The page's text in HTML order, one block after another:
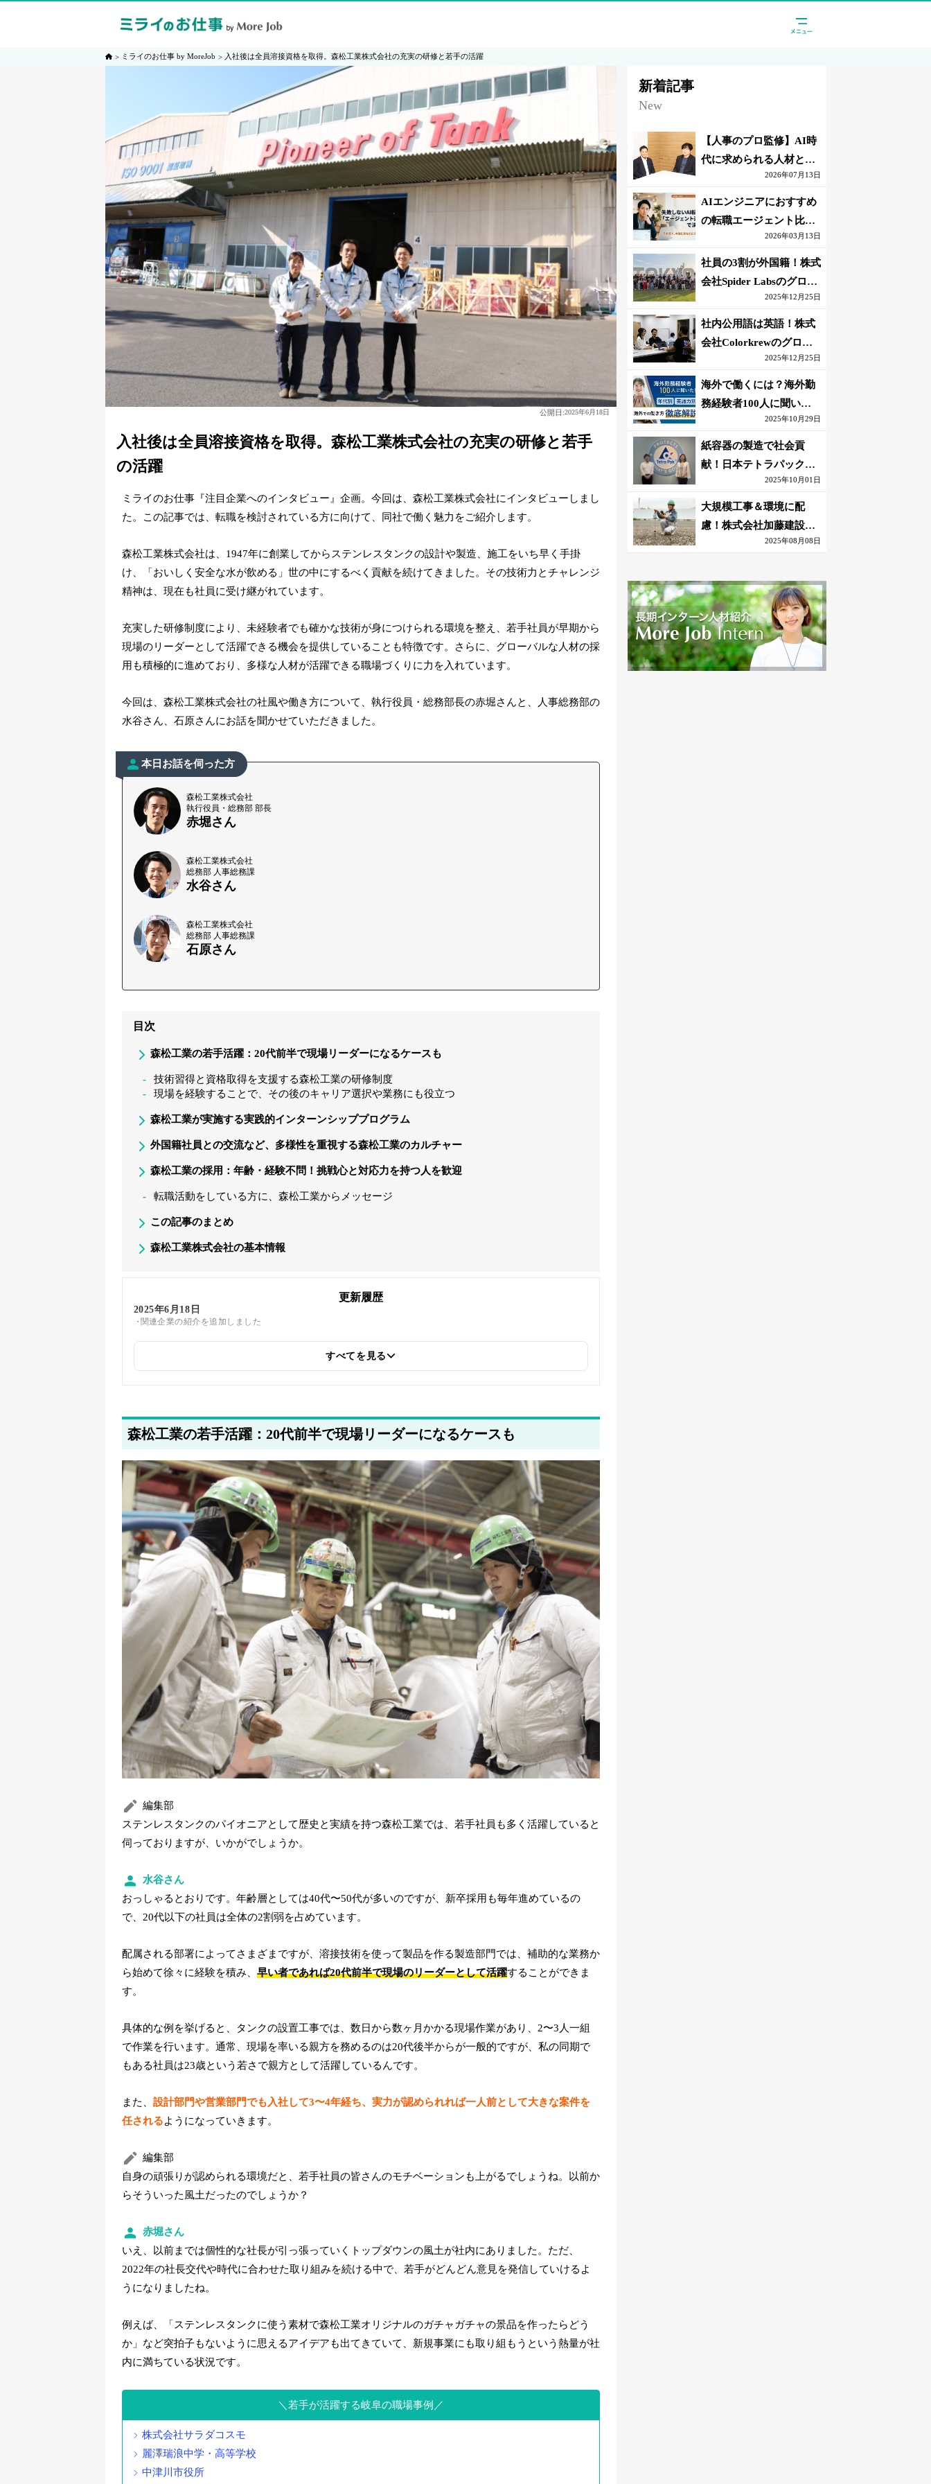
ミライのお仕事 by MoreJob 入社後は全員溶接資格を取得。森松工業株式会社の充実の研修と若手の活躍
公開日:2025年6月18日
入社後は全員溶接資格を取得。森松工業株式会社の充実の研修と若手
の活躍
ミライのお仕事『注目企業へのインタビュー』企画。今回は、森松工業株式会社にインタビューしまし
た。この記事では、転職を検討されている方に向けて、同社で働く魅力をご紹介します。
森松工業株式会社は、1947年に創業してからステンレスタンクの設計や製造、施工をいち早く手掛
け、「おいしく安全な水が飲める」世の中にするべく貢献を続けてきました。その技術力とチャレンジ
精神は、現在も社員に受け継がれています。
充実した研修制度により、未経験者でも確かな技術が身につけられる環境を整え、若手社員が早期から
現場のリーダーとして活躍できる機会を提供していることも特徴です。さらに、グローバルな人材の採
用も積極的に進めており、多様な人材が活躍できる職場づくりに力を入れています。
今回は、森松工業株式会社の社風や働き方について、執行役員・総務部長の赤堀さんと、人事総務部の
水谷さん、石原さんにお話を聞かせていただきました。
本日お話を伺った方
森松工業株式会社
執行役員・総務部 部長
赤堀さん
森松工業株式会社
総務部 人事総務課
水谷さん
森松工業株式会社
総務部 人事総務課
石原さん
目次
森松工業の若手活躍：20代前半で現場リーダーになるケースも
技術習得と資格取得を支援する森松工業の研修制度
現場を経験することで、その後のキャリア選択や業務にも役立つ
森松工業が実施する実践的インターンシッププログラム
外国籍社員との交流など、多様性を重視する森松工業のカルチャー
森松工業の採用：年齢・経験不問！挑戦心と対応力を持つ人を歓迎
転職活動をしている方に、森松工業からメッセージ
この記事のまとめ
森松工業株式会社の基本情報
更新履歴
2025年6月18日
関連企業の紹介を追加しました
筆者情報を更新しました
すべてを見る
森松工業の若手活躍：20代前半で現場リーダーになるケースも
編集部
ステンレスタンクのパイオニアとして歴史と実績を持つ森松工業では、若手社員も多く活躍していると
伺っておりますが、いかがでしょうか。
水谷さん
おっしゃるとおりです。年齢層としては40代〜50代が多いのですが、新卒採用も毎年進めているの
で、20代以下の社員は全体の2割弱を占めています。
配属される部署によってさまざまですが、溶接技術を使って製品を作る製造部門では、補助的な業務か
ら始めて徐々に経験を積み、 早い者であれば20代前半で現場のリーダーとして活躍することができま
す。
具体的な例を挙げると、タンクの設置工事では、数日から数ヶ月かかる現場作業があり、2〜3人一組
で作業を行います。通常、現場を率いる親方を務めるのは20代後半からが一般的ですが、私の同期で
もある社員は23歳という若さで親方として活躍しているんです。
また、 設計部門や営業部門でも入社して3〜4年経ち、実力が認められれば一人前として大きな案件を
任されるようになっていきます。
編集部
自身の頑張りが認められる環境だと、若手社員の皆さんのモチベーションも上がるでしょうね。以前か
らそういった風土だったのでしょうか？
赤堀さん
いえ、以前までは個性的な社長が引っ張っていくトップダウンの風土が社内にありました。ただ、
2022年の社長交代や時代に合わせた取り組みを続ける中で、若手がどんどん意見を発信していけるよ
うになりましたね。
例えば、「ステンレスタンクに使う素材で森松工業オリジナルのガチャガチャの景品を作ったらどう
か」など突拍子もないように思えるアイデアも出てきていて、新規事業にも取り組もうという熱量が社
内に満ちている状況です。
若手が活躍する岐阜の職場事例
株式会社サラダコスモ
麗澤瑞浪中学・高等学校
中津川市役所
新着記事
New
【人事のプロ監修】AI時
代に求められる人材と
は？「代替されない人」
の条件
2026年07月13日
AIエンジニアにおすすめ
の転職エージェント比較
｜失敗しない選び方【採
点表つき】
2026年03月13日
社員の3割が外国籍！株式
会社Spider Labsのグロー
2025年12月25日
社内公用語は英語！株式
会社Colorkrewのグロー
バルかつ若手が輝く環境
2025年12月25日
海外で働くには？海外勤
務経験者100人に聞いた
おすすめ職種｜英語話せ
ないOK求人はある？
2025年10月29日
紙容器の製造で社会貢
献！日本テトラパック株
式会社のグローバルな環
境
2025年10月01日
大規模工事＆環境に配
慮！株式会社加藤建設の
若手が語る現場監督の働
2025年08月08日